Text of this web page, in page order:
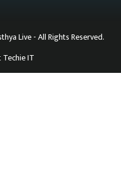
Live - All Rights Reserved.
Techie IT